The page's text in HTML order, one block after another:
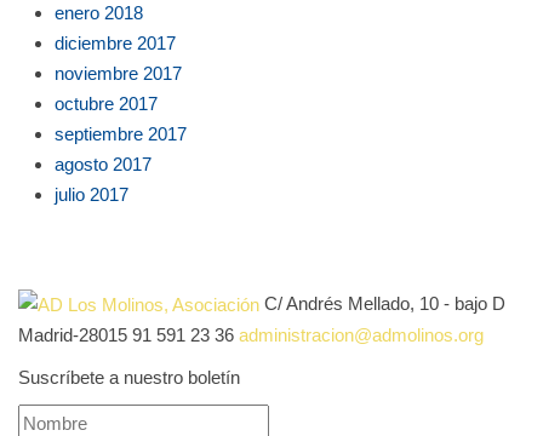
enero 2018
diciembre 2017
noviembre 2017
octubre 2017
septiembre 2017
agosto 2017
julio 2017
C/ Andrés Mellado, 10 - bajo D
Madrid-28015 91 591 23 36 administracion@admolinos.org
Suscríbete a nuestro boletín